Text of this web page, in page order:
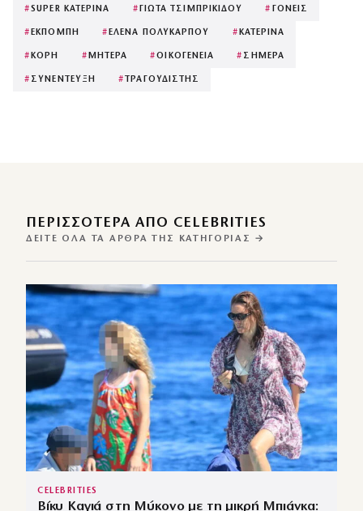
#SUPER ΚΑΤΕΡΙΝΑ #ΓΙΩΤΑ ΤΣΙΜΠΡΙΚΙΔΟΥ # ΓΟΝΕΙΣ
#ΕΚΠΟΜΠΗ #ΕΛΕΝΑ ΠΟΛΥΚΑΡΠΟΥ #ΚΑΤΕΡΙΝΑ
#ΚΟΡΗ #ΜΗΤΕΡΑ #ΟΙΚΟΓΕΝΕΙΑ # ΣΗΜΕΡΑ
# ΣΥΝΕΝΤΕΥΞΗ # ΤΡΑΓΟΥΔΙΣΤΗΣ
ΠΕΡΙΣΣΌΤΕΡΑ ΑΠΌ CELEBRITIES
ΔΕΊΤΕ ΌΛΑ ΤΑ ΆΡΘΡΑ ΤΗΣ ΚΑΤΗΓΟΡΊΑΣ →
CELEBRITIES
Βίκυ Καγιά στη Μύκονο με τη μικρή Μπιάνκα: